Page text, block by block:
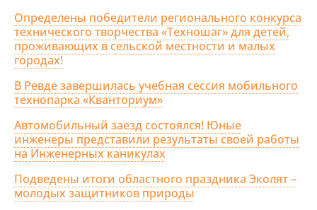
Определены победители регионального конкурса
технического творчества «Техношаг» для детей,
проживающих в сельской местности и малых
городах!
В Ревде завершилась учебная сессия мобильного
технопарка «Кванториум»
Автомобильный заезд состоялся! Юные
инженеры представили результаты своей работы
на Инженерных каникулах
Подведены итоги областного праздника Эколят –
молодых защитников природы